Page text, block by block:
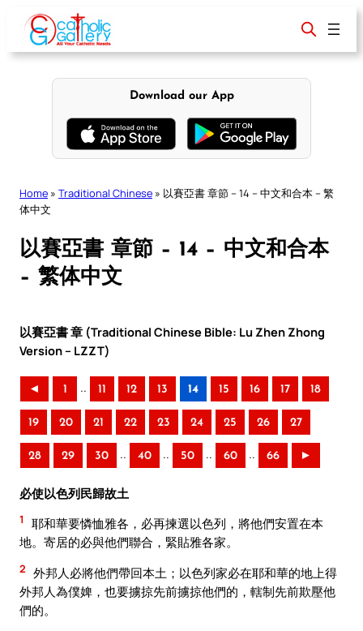
content
Download our App
Home » Traditional Chinese » 以賽亞書 章節 – 14 – 中文和合本 – 繁
体中文
以賽亞書 章節 – 14 – 中文和合本
– 繁体中文
以賽亞書 章 (Traditional Chinese Bible: Lu Zhen Zhong
Version – LZZT)
◄ 1 .. 11 12 13 14 15 16 17 18
19 20 21 22 23 24 25 26 27
28 29 30 .. 40 .. 50 .. 60 .. 66 ►
必使以色列民歸故土
1
耶和華要憐恤雅各，必再揀選以色列，將他們安置在本
地。寄居的必與他們聯合，緊貼雅各家。
2 外邦人必將他們帶回本土；以色列家必在耶和華的地上得
外邦人為僕婢，也要擄掠先前擄掠他們的，轄制先前欺壓他
們的。